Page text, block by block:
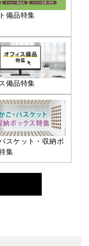
備品特集
備品特集
スケット・収納ボ
集